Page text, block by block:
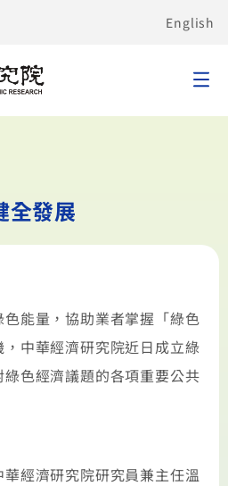
English
全發展
能量，協助業者掌握「綠色
中華經濟研究院近日成立綠
色經濟議題的各項重要公共
經濟研究院研究員兼主任溫